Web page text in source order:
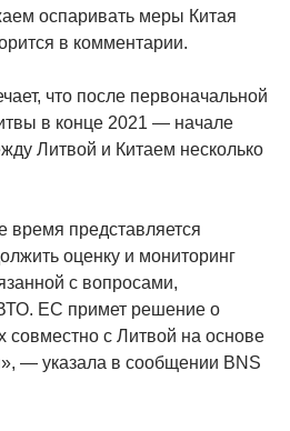
оспаривать меры Китая
в комментарии.
что после первоначальной
в конце 2021 — начале
Литвой и Китаем несколько
представляется
оценку и мониторинг
с вопросами,
ЕС примет решение о
совместно с Литвой на основе
— указала в сообщении BNS